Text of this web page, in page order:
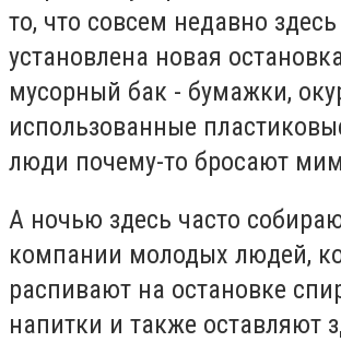
то, что совсем недавно
установлена новая
мусорный бак - бумажки,
использованные
люди почему-то бросают
А ночью здесь часто
компании молодых людей,
распивают на остановке
напитки и также оставляют